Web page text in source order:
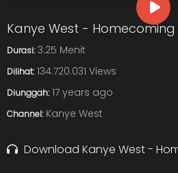
Kanye West - Homecoming
Durasi: 3:25 Menit
Dilihat: 134.720.031 Views
Diunggah: 17 years ago
Channel: Kanye West
Download Kanye West -